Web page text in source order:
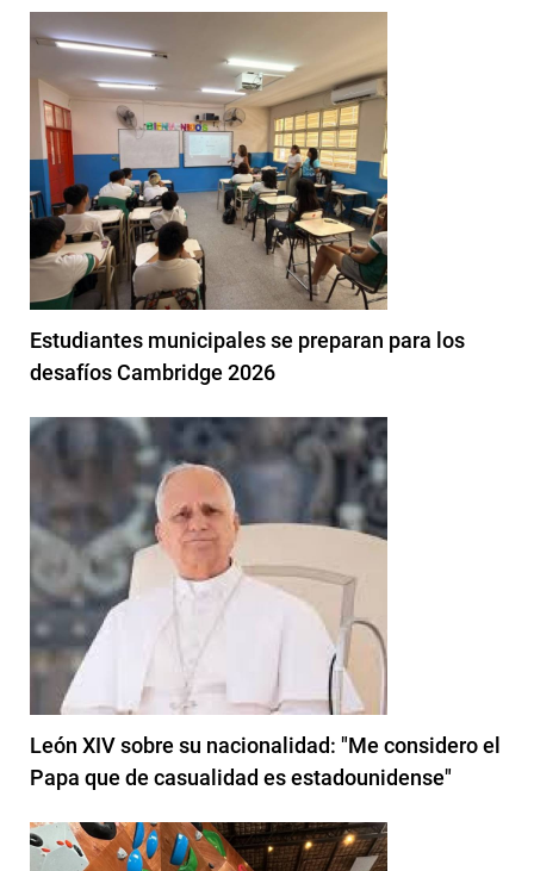
Estudiantes municipales se preparan para los
desafíos Cambridge 2026
León XIV sobre su nacionalidad: "Me considero el
Papa que de casualidad es estadounidense"